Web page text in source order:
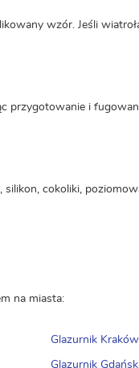
wzór. Jeśli
przygotowanie i
cokoliki,
na miasta:
Glazurnik Kraków
Glazurnik Gdańsk